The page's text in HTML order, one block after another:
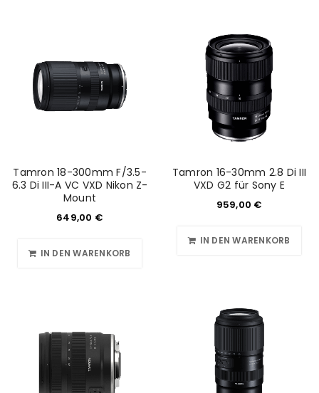
Tamron 18-300mm F/3.5-
6.3 Di III-A VC VXD Nikon Z-
Mount
649,00 €
IN DEN WARENKORB
Tamron 16-30mm 2.8 Di III
VXD G2 für Sony E
959,00 €
IN DEN WARENKORB